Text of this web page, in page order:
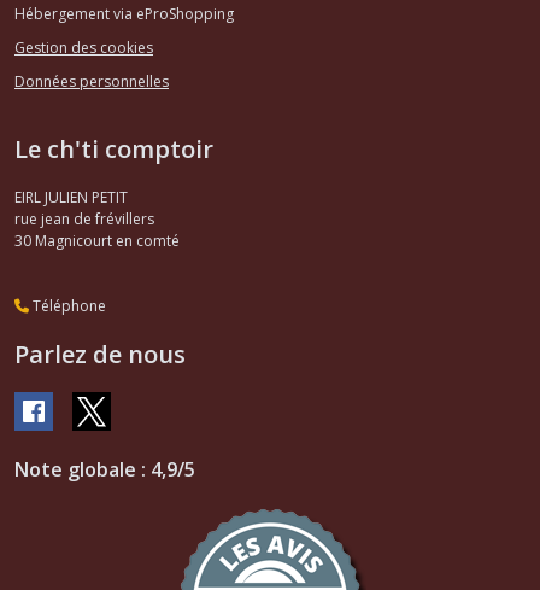
Hébergement via eProShopping
Gestion des cookies
Données personnelles
Le ch'ti comptoir
EIRL JULIEN PETIT
rue jean de frévillers
30 Magnicourt en comté
Téléphone
Parlez de nous
Note globale : 4,9/5